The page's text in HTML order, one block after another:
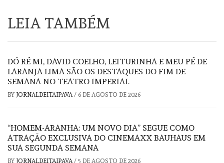
LEIA TAMBÉM
DÓ RÉ MI, DAVID COELHO, LEITURINHA E MEU PÉ DE
LARANJA LIMA SÃO OS DESTAQUES DO FIM DE
SEMANA NO TEATRO IMPERIAL
BY JORNALDEITAIPAVA/ 6 DE AGOSTO DE 2026
“HOMEM-ARANHA: UM NOVO DIA” SEGUE COMO
ATRAÇÃO EXCLUSIVA DO CINEMAXX BAUHAUS EM
SUA SEGUNDA SEMANA
BY JORNALDEITAIPAVA/ 5 DE AGOSTO DE 2026